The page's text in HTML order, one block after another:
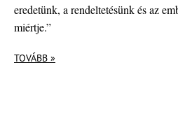
eredetünk, a rendeltetésünk és az
miértje.”
TOVÁBB »